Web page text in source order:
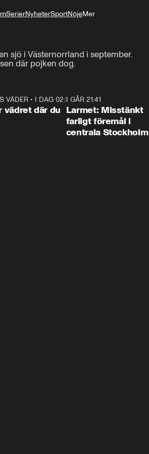
SerierNyheterSportNöjeMer
sjö i Västernorrland i september.
där pojken dog.
1:06
VÄDER• I DAG 02:30
vädret där du
I GÅR 21:41
Larmet: Misstänkt
farligt föremål i
centrala Stockholm